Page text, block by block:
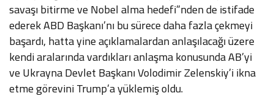
savaşı bitirme ve Nobel alma hedefi”nden de istifade
ederek ABD Başkanı’nı bu sürece daha fazla çekmeyi
başardı, hatta yine açıklamalardan anlaşılacağı üzere
kendi aralarında vardıkları anlaşma konusunda AB’yi
ve Ukrayna Devlet Başkanı Volodimir Zelenskiy’i ikna
etme görevini Trump’a yüklemiş oldu.